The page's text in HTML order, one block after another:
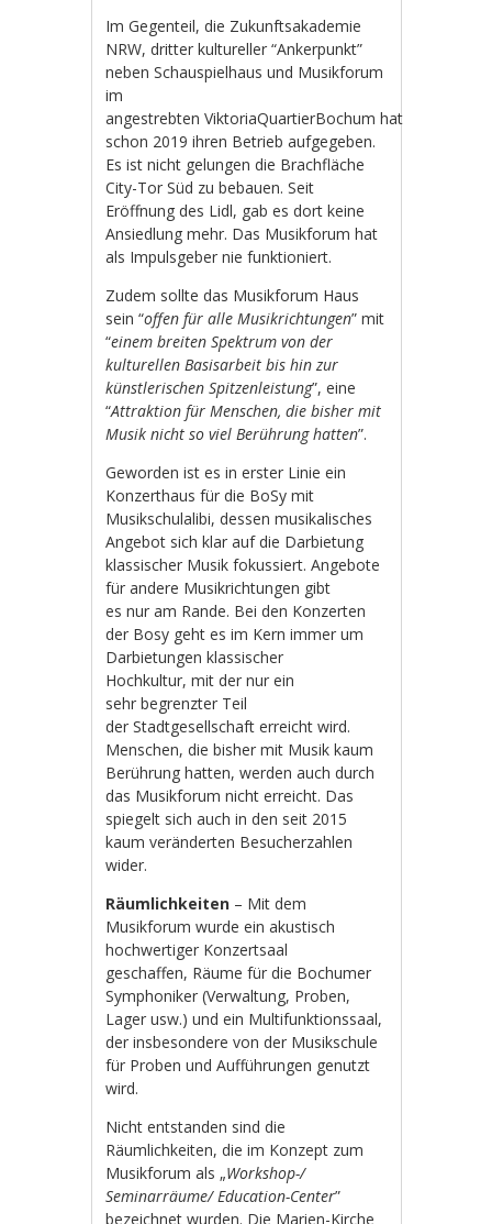
Im Gegenteil, die Zukunftsakademie
NRW, dritter kultureller “Ankerpunkt”
neben Schauspielhaus und Musikforum
im
angestrebten ViktoriaQuartierBochum hat
schon 2019 ihren Betrieb aufgegeben.
Es ist nicht gelungen die Brachfläche
City-Tor Süd zu bebauen. Seit
Eröffnung des Lidl, gab es dort keine
Ansiedlung mehr. Das Musikforum hat
als Impulsgeber nie funktioniert.
Zudem sollte das Musikforum Haus
sein “offen für alle Musikrichtungen” mit
“einem breiten Spektrum von der
kulturellen Basisarbeit bis hin zur
künstlerischen Spitzenleistung”, eine
“Attraktion für Menschen, die bisher mit
Musik nicht so viel Berührung hatten”.
Geworden ist es in erster Linie ein
Konzerthaus für die BoSy mit
Musikschulalibi, dessen musikalisches
Angebot sich klar auf die Darbietung
klassischer Musik fokussiert. Angebote
für andere Musikrichtungen gibt
es nur am Rande. Bei den Konzerten
der Bosy geht es im Kern immer um
Darbietungen klassischer
Hochkultur, mit der nur ein
sehr begrenzter Teil
der Stadtgesellschaft erreicht wird.
Menschen, die bisher mit Musik kaum
Berührung hatten, werden auch durch
das Musikforum nicht erreicht. Das
spiegelt sich auch in den seit 2015
kaum veränderten Besucherzahlen
wider.
Räumlichkeiten – Mit dem
Musikforum wurde ein akustisch
hochwertiger Konzertsaal
geschaffen, Räume für die Bochumer
Symphoniker (Verwaltung, Proben,
Lager usw.) und ein Multifunktionssaal,
der insbesondere von der Musikschule
für Proben und Aufführungen genutzt
wird.
Nicht entstanden sind die
Räumlichkeiten, die im Konzept zum
Musikforum als „Workshop-/
Seminarräume/ Education-Center”
bezeichnet wurden. Die Marien-Kirche